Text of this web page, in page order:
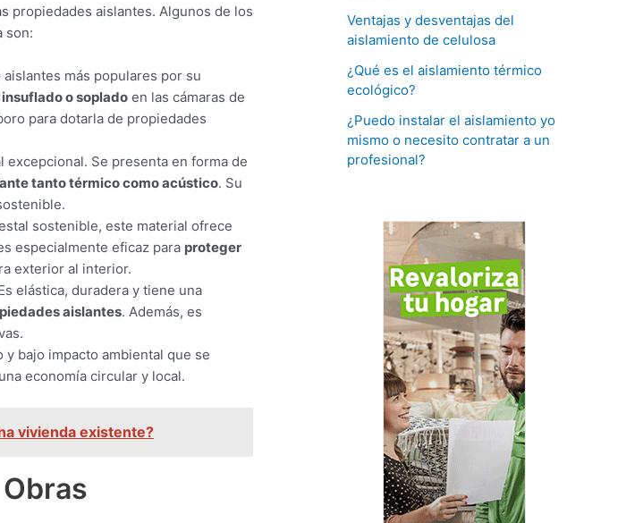
propiedades aislantes. Algunos de los
son:
más populares por su
insuflado o soplado en las cámaras de
para dotarla de propiedades
Se presenta en forma de
tanto térmico como acústico. Su
sostenible, este material ofrece
especialmente eficaz para proteger
exterior al interior.
elástica, duradera y tiene una
aislantes. Además, es
bajo impacto ambiental que se
economía circular y local.
vivienda existente?
Ventajas y desventajas del
aislamiento de celulosa
¿Qué es el aislamiento térmico
ecológico?
¿Puedo instalar el aislamiento yo
mismo o necesito contratar a un
profesional?